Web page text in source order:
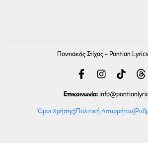
Ποντιακός Στίχος - Pontian
Επικοινωνία: info
Όροι Χρήσης| Πολιτική Απορρήτου|